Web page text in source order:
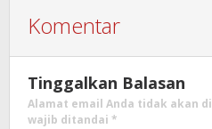
Komentar
Tinggalkan Balasan
Alamat email Anda tidak akan
wajib ditandai *